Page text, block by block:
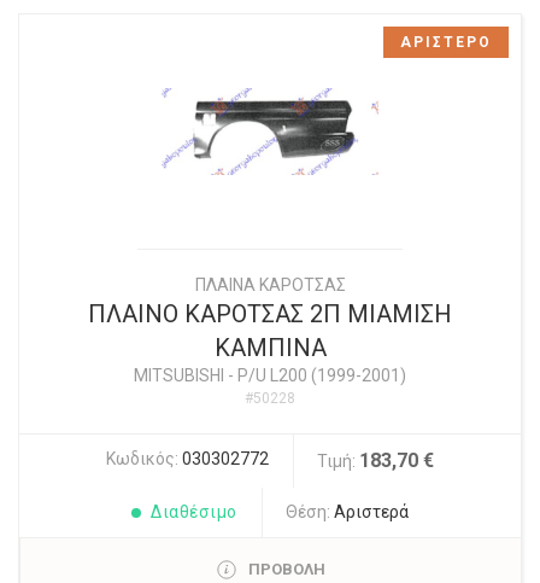
ΠΛΑΙΝΑ ΚΑΡΟΤΣΑΣ
ΠΛΑΙΝΟ ΚΑΡΟΤΣΑΣ 2Π ΜΙΑΜΙΣΗ
ΚΑΜΠΙΝΑ
MITSUBISHI - P/U L200 (1999-2001)
#50228
Κωδικός: 030302772 Τιμή: 183,70 €
Διαθέσιμο Θέση: Αριστερά
ΠΡΟΒΟΛΗ
ΑΡΙΣΤΕΡΟ